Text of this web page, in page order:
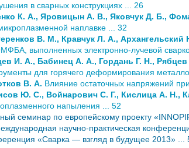
в сварных конструкциях ... 26
К. А., Яровицын А. В., Яковчук Д. Б.,
наплавке ... 32
В. М., Кравчук Л. А., Архангельский
выполненных электронно-лучевой
И. А., Бабинец А. А., Гордань Г. Н.,
для горячего деформирования
В. А. Влияние остаточных напряжений
Ю. С., Войнарович С. Г., Кислица А. Н.,
напыления ... 52
семинар по европейскому проекту
научно-практическая
«Сварка — взгляд в будущее 2013» ...